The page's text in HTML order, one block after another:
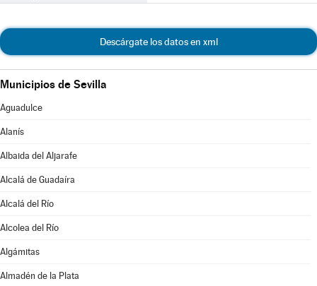
Descárgate los datos en xml
Municipios de Sevilla
Aguadulce
Alanís
Albaida del Aljarafe
Alcalá de Guadaíra
Alcalá del Río
Alcolea del Río
Algámitas
Almadén de la Plata